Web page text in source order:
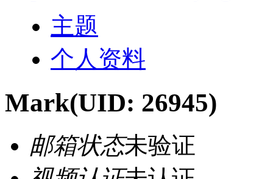
主题
个人资料
Mark(UID: 26945)
邮箱状态未验证